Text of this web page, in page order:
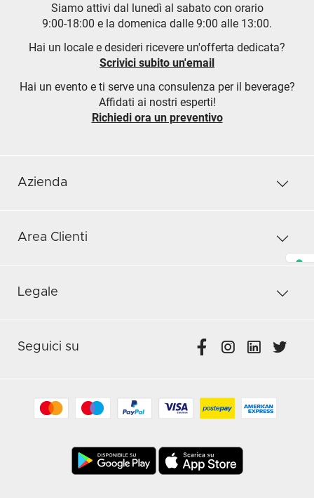
Siamo attivi dal lunedì al sabato con orario
9:00-18:00 e la domenica dalle 9:00 alle 13:00.
Hai un locale e desideri ricevere un'offerta dedicata?
Scrivici subito un'email
Hai un evento e ti serve una consulenza per il beverage?
Affidati ai nostri esperti!
Richiedi ora un preventivo
Azienda
Area Clienti
Legale
Seguici su